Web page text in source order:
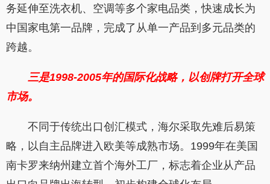
务延伸至洗衣机、空调等多个家电品类，快速成长为
中国家电第一品牌，完成了从单一产品到多元品类的
跨越。
三是1998-2005年的国际化战略，以创牌打开全球
市场。
不同于传统出口创汇模式，海尔采取先难后易策
略，以自主品牌进入欧美等成熟市场。1999年在美国
南卡罗来纳州建立首个海外工厂，标志着企业从产品